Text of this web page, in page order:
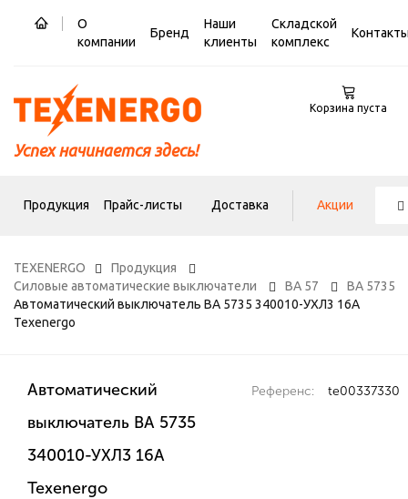
О
компании
Бренд
Наши
клиенты
Складской
комплекс
Успех начинается здесь!
Корзина пуста
Продукция Прайс-листы Доставка Акции
TEXENERGO
Продукция
Силовые автоматические выключатели
ВА 57
ВА 5735
Автоматический выключатель ВА 5735 340010-УХЛ3 16А
Texenergo
Автоматический
выключатель ВА 5735
340010-УХЛ3 16А
Texenergo
Референс: te00337330